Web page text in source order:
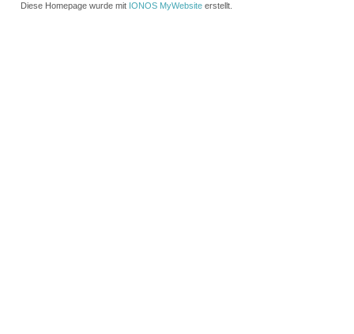
Diese Homepage wurde mit IONOS MyWebsite erstellt.